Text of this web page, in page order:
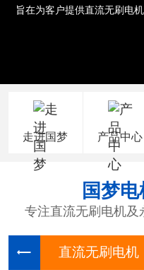
旨在为客户提供直流无刷电
走进国梦 产品中心
国梦电
专注直流无刷电机
直流无刷